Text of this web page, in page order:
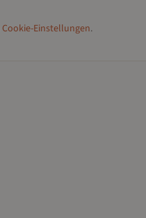
Cookie-Einstellungen.